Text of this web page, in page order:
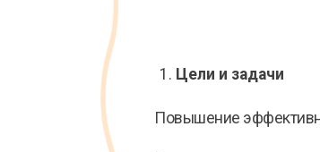
Цели и задачи
Повышение